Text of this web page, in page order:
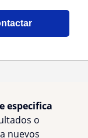
especifica
o
nuevos